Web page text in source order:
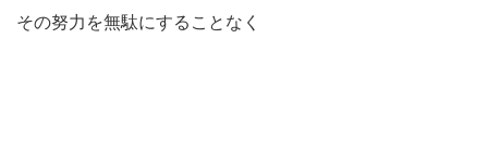
その努力を無駄にすることなく